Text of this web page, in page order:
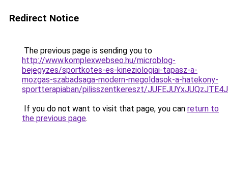
Redirect Notice
The previous page is sending you to
http://www.komplexwebseo.hu/microblog-
bejegyzes/sportkotes-es-kineziologiai-tapasz-a-
mozgas-szabadsaga-modern-megoldasok-a-hatekony-
sportterapiaban/pilisszentkereszt/
If you do not want to visit that page, you can return to
the previous page.